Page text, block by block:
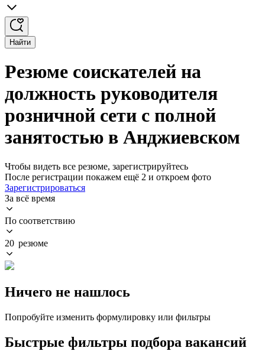
Найти
Резюме соискателей на
должность руководителя
розничной сети с полной
занятостью в Анджиевском
Чтобы видеть все резюме, зарегистрируйтесь
После регистрации покажем ещё 2 и откроем фото
Зарегистрироваться
За всё время
По соответствию
20 резюме
Ничего не нашлось
Попробуйте изменить формулировку или фильтры
Быстрые фильтры подбора вакансий